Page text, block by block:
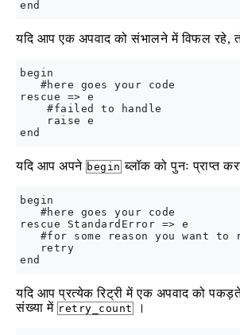
यदि आप एक अपवाद को संभालने में विफल रहे,
begin
   #here goes your code
rescue => e
    #failed to handle
    raise e
यदि आप अपने begin ब्लॉक को पुनः प्राप्त
begin
   #here goes your code
rescue StandardError => e
#for some reason you want to
   retry
यदि आप प्रत्येक रिट्री में एक अपवाद को
संख्या में retry_count ।